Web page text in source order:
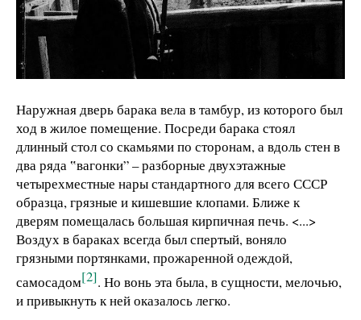
Наружная дверь барака вела в тамбур, из которого был
ход в жилое помещение. Посреди барака стоял
длинный стол со скамьями по сторонам, а вдоль стен в
два ряда ‟вагонки” – разборные двухэтажные
четырехместные нары стандартного для всего СССР
образца, грязные и кишевшие клопами. Ближе к
дверям помещалась большая кирпичная печь. <...>
Воздух в бараках всегда был спертый, воняло
грязными портянками, прожаренной одеждой,
самосадом[2]. Но вонь эта была, в сущности, мелочью,
и привыкнуть к ней оказалось легко.